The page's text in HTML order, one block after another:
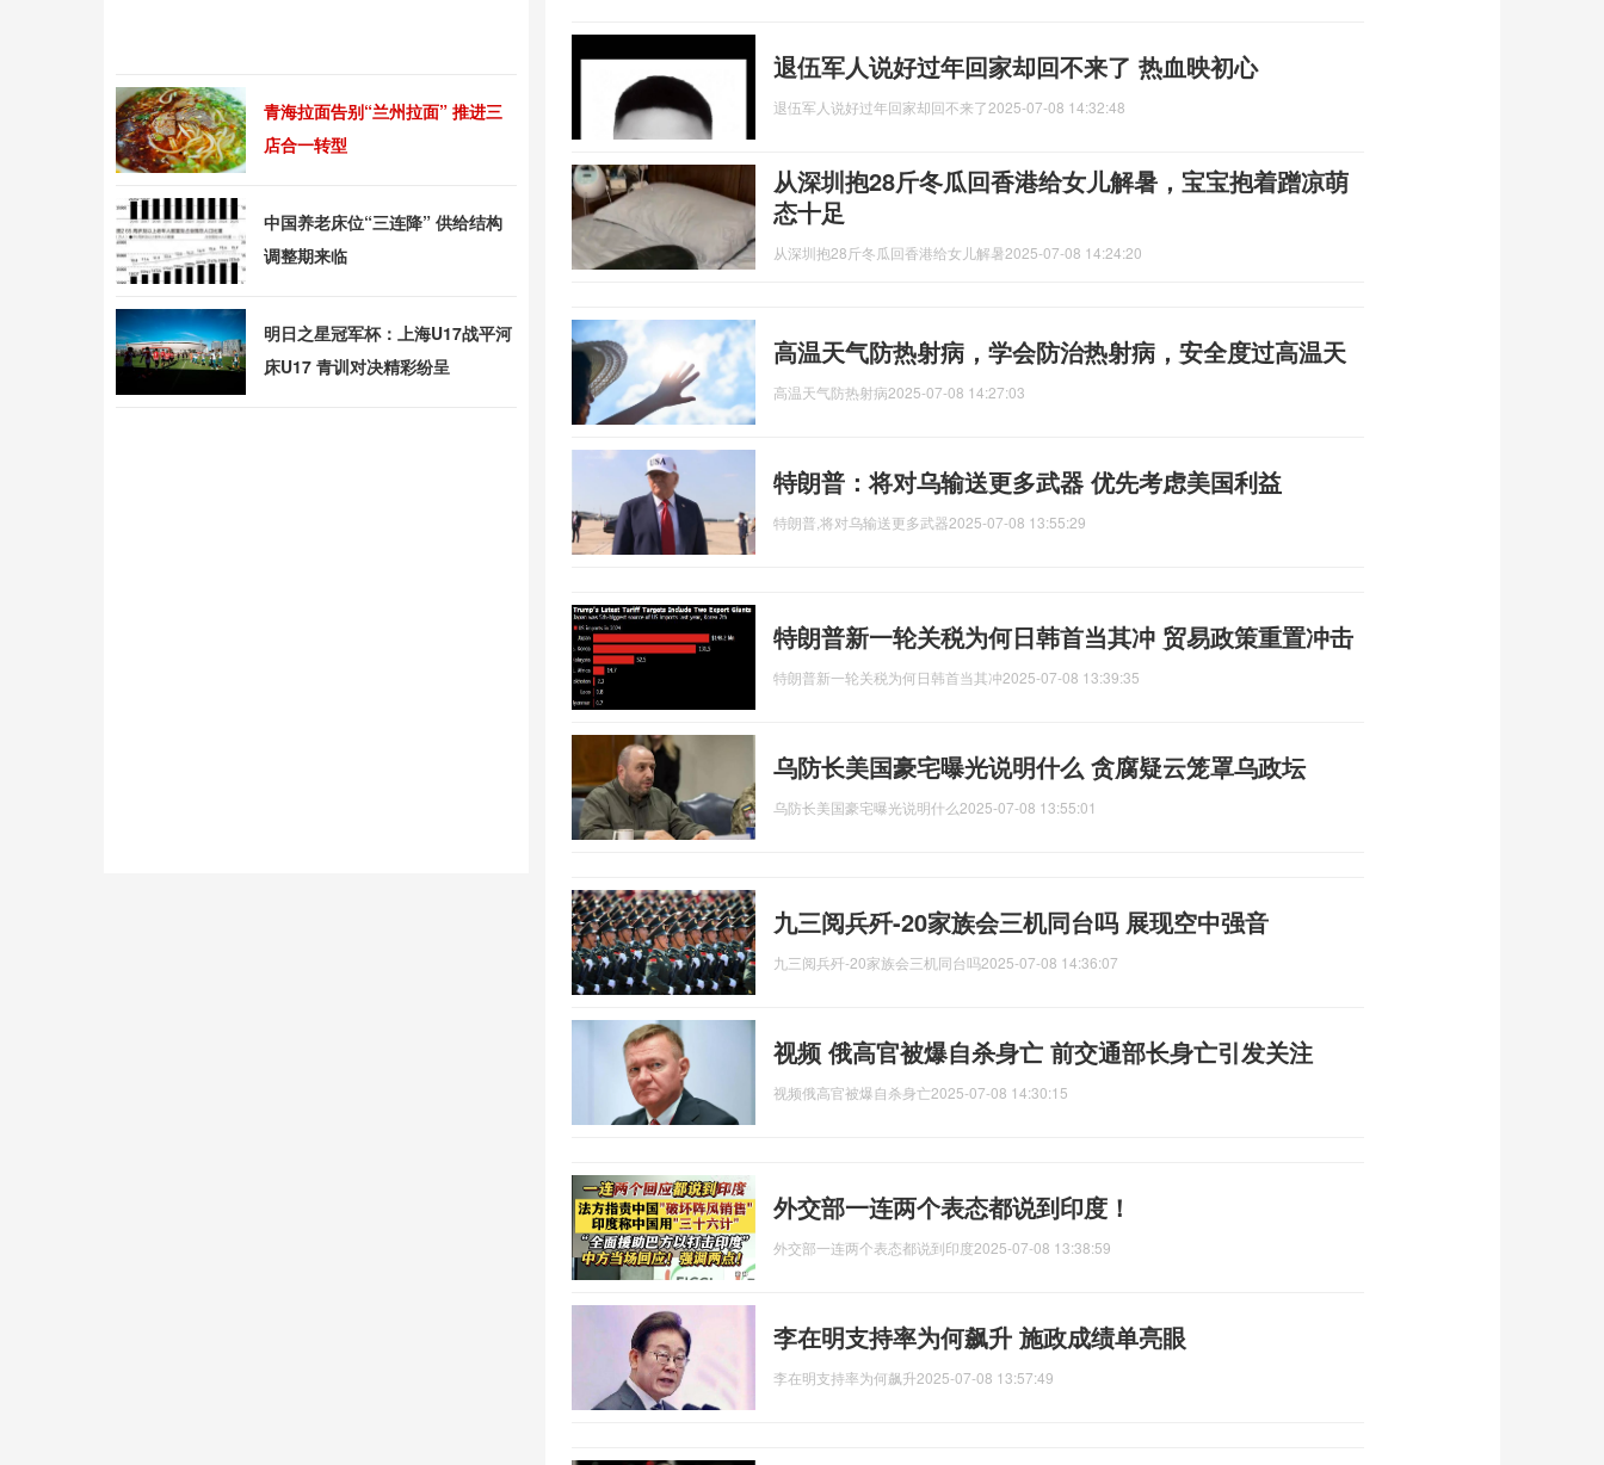
退伍军人说好过年回家却回不来了 热血映初心
退伍军人说好过年回家却回不来了2025-07-08 14:32:48
从深圳抱28斤冬瓜回香港给女儿解暑，宝宝抱着蹭凉萌
态十足
从深圳抱28斤冬瓜回香港给女儿解暑2025-07-08 14:24:20
高温天气防热射病，学会防治热射病，安全度过高温天
高温天气防热射病2025-07-08 14:27:03
特朗普：将对乌输送更多武器 优先考虑美国利益
特朗普,将对乌输送更多武器2025-07-08 13:55:29
特朗普新一轮关税为何日韩首当其冲 贸易政策重置冲击
特朗普新一轮关税为何日韩首当其冲2025-07-08 13:39:35
乌防长美国豪宅曝光说明什么 贪腐疑云笼罩乌政坛
乌防长美国豪宅曝光说明什么2025-07-08 13:55:01
九三阅兵歼-20家族会三机同台吗 展现空中强音
九三阅兵歼-20家族会三机同台吗2025-07-08 14:36:07
视频 俄高官被爆自杀身亡 前交通部长身亡引发关注
视频俄高官被爆自杀身亡2025-07-08 14:30:15
外交部一连两个表态都说到印度！
外交部一连两个表态都说到印度2025-07-08 13:38:59
李在明支持率为何飙升 施政成绩单亮眼
李在明支持率为何飙升2025-07-08 13:57:49
青海拉面告别“兰州拉面” 推进三
店合一转型
中国养老床位“三连降” 供给结构
调整期来临
明日之星冠军杯：上海U17战平河
床U17 青训对决精彩纷呈